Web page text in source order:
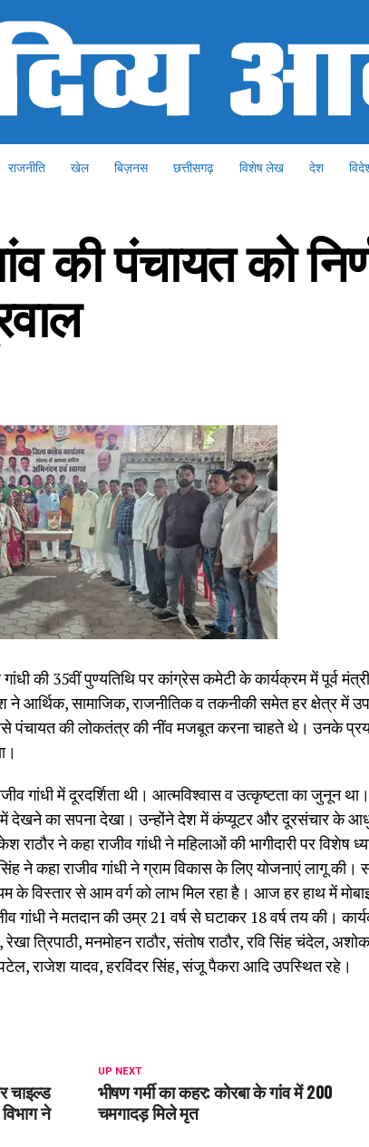
राजनीति खेल बिज़नस छत्तीसगढ़ विशेष लेख देश
की पंचायत को
गांधी की 35वीं पुण्यतिथि पर कांग्रेस कमेटी के कार्यक्रम में पूर्व
आर्थिक, सामाजिक, राजनीतिक व तकनीकी समेत हर क्षेत्र में
पंचायत की लोकतंत्र की नींव मजबूत करना चाहते थे। उनके
गांधी में दूरदर्शिता थी। आत्मविश्वास व उत्कृष्टता का जुनून
में देखने का सपना देखा। उन्होंने देश में कंप्यूटर और दूरसंचार के
ने कहा राजीव गांधी ने महिलाओं की भागीदारी पर विशेष
ने कहा राजीव गांधी ने ग्राम विकास के लिए योजनाएं लागू की।
के विस्तार से आम वर्ग को लाभ मिल रहा है। आज हर हाथ में
गांधी ने मतदान की उम्र 21 वर्ष से घटाकर 18 वर्ष तय की।
त्रिपाठी, मनमोहन राठौर, संतोष राठौर, रवि सिंह चंदेल,
राजेश यादव, हरविंदर सिंह, संजू पैकरा आदि उपस्थित रहे।
UP NEXT
भीषण गर्मी का कहर: कोरबा के गांव में 200
चमगादड़ मिले मृत
चाइल्ड
ने